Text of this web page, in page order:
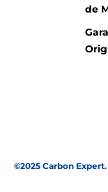
de
©2025 Carbon